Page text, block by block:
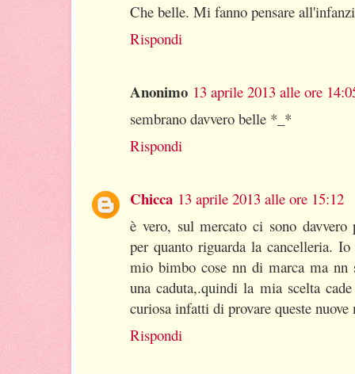
Che belle. Mi fanno pensare
Rispondi
Anonimo 13 aprile 2013 alle ore
sembrano davvero belle *_*
Rispondi
Chicca 13 aprile 2013 alle ore 15:12
è vero, sul mercato ci sono davvero
per quanto riguarda la cancelleria.
mio bimbo cose nn di marca ma nn
una caduta,.quindi la mia scelta
curiosa infatti di provare queste nuove
Rispondi